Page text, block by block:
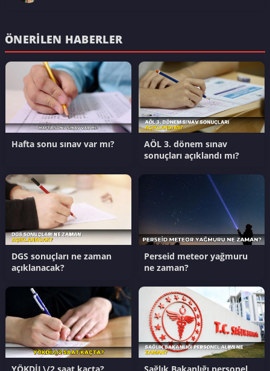
ÖNERILEN HABERLER
Hafta sonu sınav var mı?
AÖL 3. dönem sınav
sonuçları açıklandı mı?
DGS sonuçları ne zaman
açıklanacak?
Perseid meteor yağmuru
ne zaman?
YÖKDİL\/2 saat kaçta?
Sağlık Bakanlığı personel